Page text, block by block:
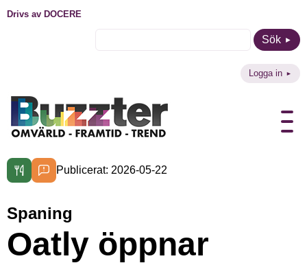
Drivs av DOCERE
Sök
Logga in
Publicerat: 2026-05-22
Spaning
Oatly öppnar